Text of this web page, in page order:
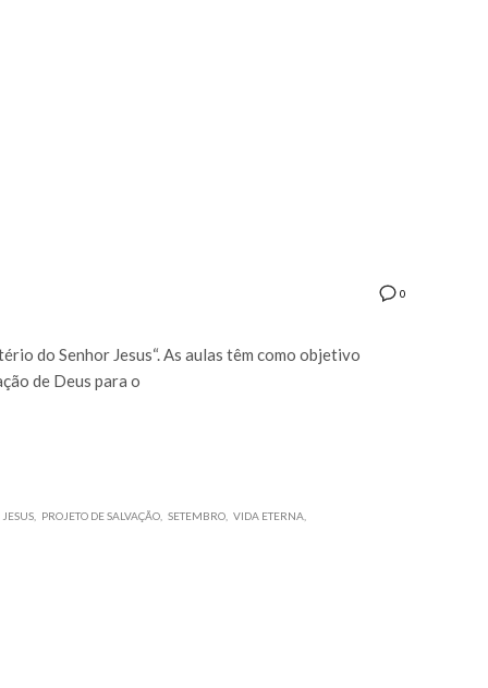
0
do Senhor Jesus“. As aulas têm como objetivo
de Deus para o
PROJETO DE SALVAÇÃO SETEMBRO VIDA ETERNA